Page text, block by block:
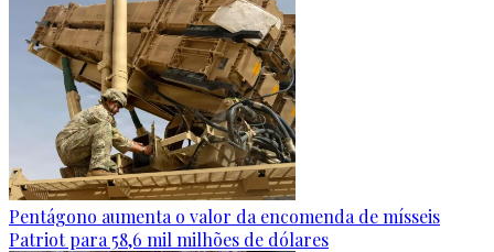
Pentágono aumenta o valor da encomenda de mísseis
Patriot para 58,6 mil milhões de dólares